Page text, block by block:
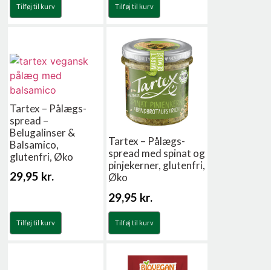
Tilføj til kurv Tilføj til kurv
Tartex – Pålægs-
spread –
Belugalinser &
Balsamico,
glutenfri, Øko
29,95 kr.
Tilføj til kurv
Tartex – Pålægs-
spread med spinat og
pinjekerner, glutenfri,
Øko
29,95 kr.
Tilføj til kurv